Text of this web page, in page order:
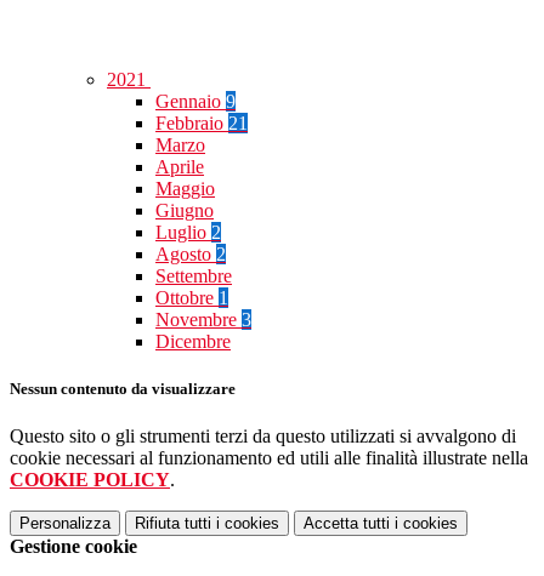
2021
Gennaio 9
Febbraio 21
Marzo
Aprile
Maggio
Giugno
Luglio 2
Agosto 2
Settembre
Ottobre 1
Novembre 3
Dicembre
Nessun contenuto da visualizzare
Questo sito o gli strumenti terzi da questo utilizzati si avvalgono di
cookie necessari al funzionamento ed utili alle finalità illustrate nella
COOKIE POLICY.
Personalizza Rifiuta tutti i cookies Accetta tutti i cookies
Gestione cookie